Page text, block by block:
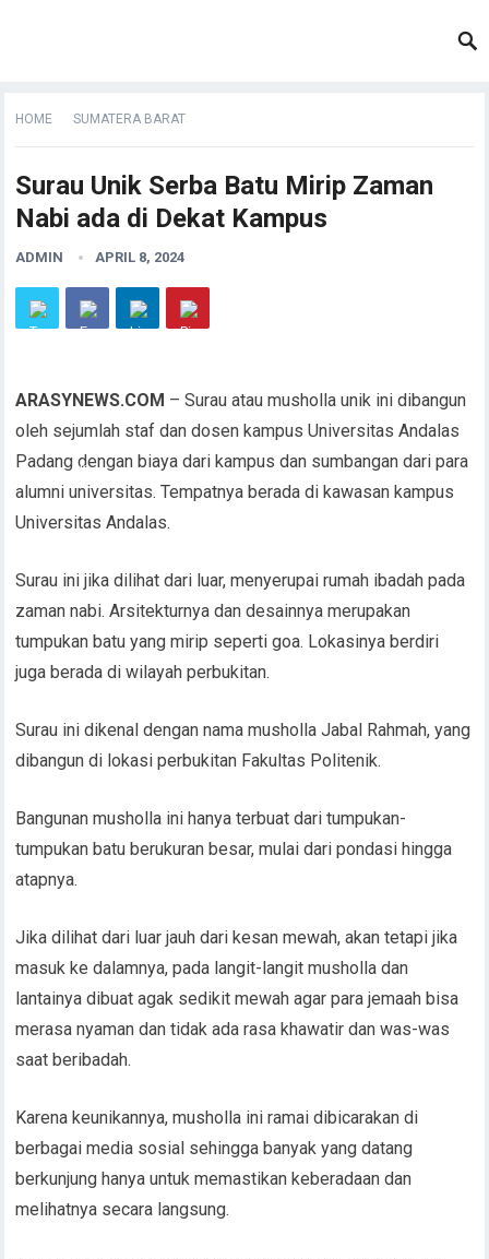
HOME SUMATERA BARAT
Surau Unik Serba Batu Mirip Zaman
Nabi ada di Dekat Kampus
ADMIN APRIL 8, 2024
ARASYNEWS.COM – Surau atau musholla unik ini dibangun
oleh sejumlah staf dan dosen kampus Universitas Andalas
Padang dengan biaya dari kampus dan sumbangan dari para
alumni universitas. Tempatnya berada di kawasan kampus
Universitas Andalas.
Surau ini jika dilihat dari luar, menyerupai rumah ibadah pada
zaman nabi. Arsitekturnya dan desainnya merupakan
tumpukan batu yang mirip seperti goa. Lokasinya berdiri
juga berada di wilayah perbukitan.
Surau ini dikenal dengan nama musholla Jabal Rahmah, yang
dibangun di lokasi perbukitan Fakultas Politenik.
Bangunan musholla ini hanya terbuat dari tumpukan-
tumpukan batu berukuran besar, mulai dari pondasi hingga
atapnya.
Jika dilihat dari luar jauh dari kesan mewah, akan tetapi jika
masuk ke dalamnya, pada langit-langit musholla dan
lantainya dibuat agak sedikit mewah agar para jemaah bisa
merasa nyaman dan tidak ada rasa khawatir dan was-was
saat beribadah.
Karena keunikannya, musholla ini ramai dibicarakan di
berbagai media sosial sehingga banyak yang datang
berkunjung hanya untuk memastikan keberadaan dan
melihatnya secara langsung.